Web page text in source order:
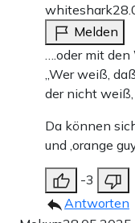
whiteshark
Melden
….oder mit den
„Wer weiß,
der nicht
Da können
und ‚orange
-3
Antworten